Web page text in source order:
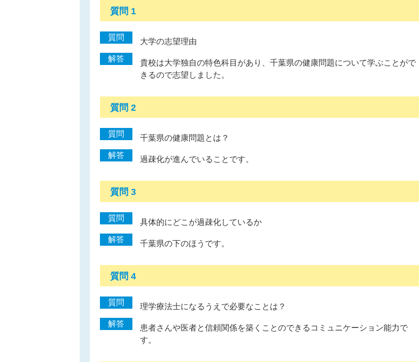
質問 1
質問
大学の志望理由
解答
貴校は大学独自の特色科目があり、千葉県の健康問題について学ぶことがで
きるので志望しました。
質問 2
質問
千葉県の健康問題とは？
解答
過疎化が進んでいることです。
質問 3
質問
具体的にどこが過疎化しているか
解答
千葉県の下のほうです。
質問 4
質問
理学療法士になるうえで必要なことは？
解答
患者さんや医者と信頼関係を築くことのできるコミュニケーション能力で
す。